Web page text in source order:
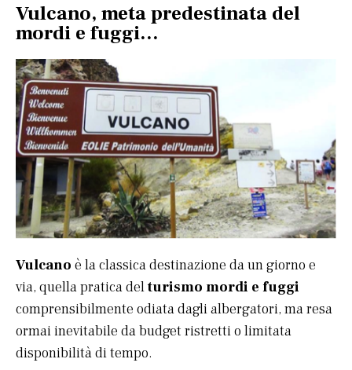
Vulcano, meta predestinata del
mordi e fuggi…
Vulcano è la classica destinazione da un giorno e
via, quella pratica delturismo mordi e fuggi
comprensibilmente odiata dagli albergatori, ma resa
ormai inevitabile da budget ristretti o limitata
disponibilità di tempo.